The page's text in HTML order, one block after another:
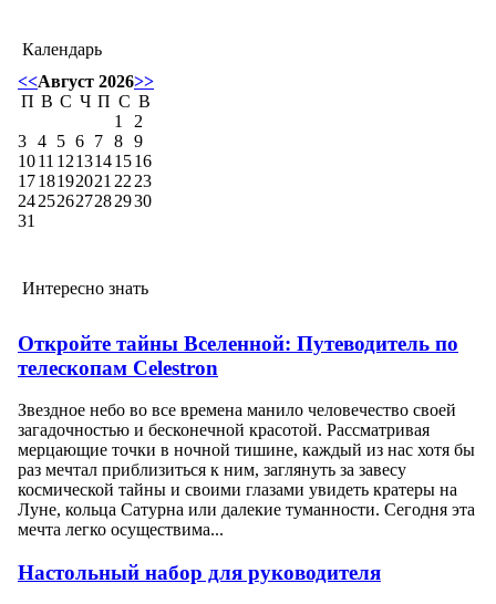
Календарь
<<Август 2026>>
П В С Ч П С В
1
2
3 4 5 6 7 8 9
1011 1213141516
1718192021 22 23
24252627282930
31
Интересно знать
Откройте тайны Вселенной: Путеводитель по
телескопам Celestron
Звездное небо во все времена манило человечество своей
загадочностью и бесконечной красотой. Рассматривая
мерцающие точки в ночной тишине, каждый из нас хотя бы
раз мечтал приблизиться к ним, заглянуть за завесу
космической тайны и своими глазами увидеть кратеры на
Луне, кольца Сатурна или далекие туманности. Сегодня эта
мечта легко осуществима...
Настольный набор для руководителя